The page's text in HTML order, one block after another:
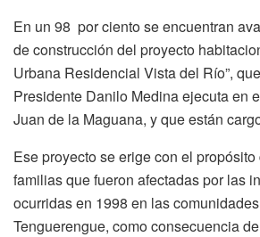
En un 98 por ciento se encuentran
de construcción del proyecto
Urbana Residencial Vista del Río”,
Presidente Danilo Medina ejecuta en
Juan de la Maguana, y que están
Ese proyecto se erige con el
familias que fueron afectadas por las
ocurridas en 1998 en las
Tenguerengue, como consecuencia